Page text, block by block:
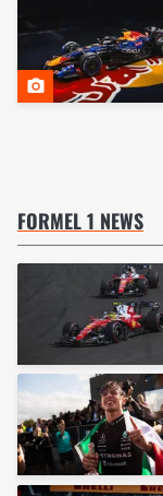
FORMEL 1 NEWS